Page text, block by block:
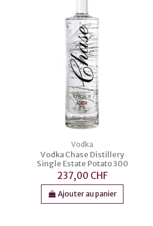
Vodka
Vodka Chase Distillery
Single Estate Potato 300
237,00 CHF
Ajouter au panier